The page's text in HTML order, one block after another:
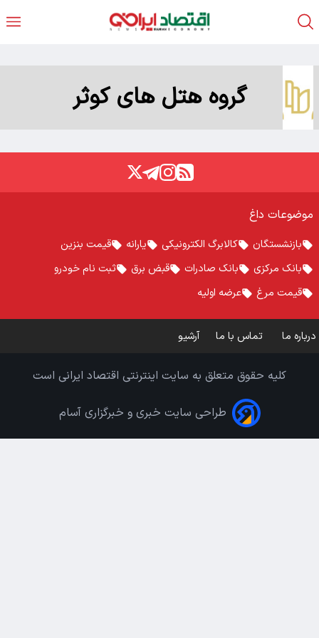
گروه هتل های کوثر
موضوعات داغ
بازنشستگان کالابرگ الکترونیکی یارانه
قیمت بنزین
بانک مرکزی
بانک صادرات قبض برق
ثبت نام خودرو
قیمت مرغ
عرضه اولیه
درباره ما تماس با ما آرشیو
کلیه حقوق متعلق به سایت اینترنتی اقتصاد ایرانی است
طراحی سایت خبری و خبرگزاری آسام